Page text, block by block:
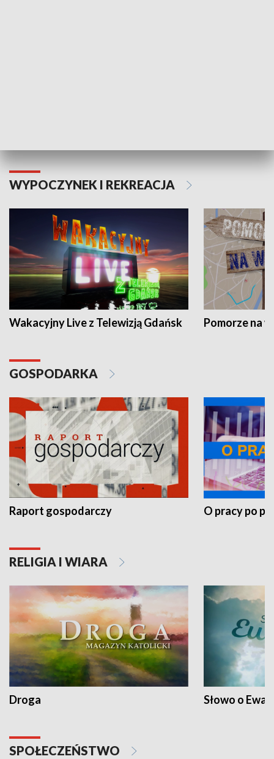
WYPOCZYNEK I REKREACJA
Wakacyjny Live z Telewizją Gdańsk Pomorze na
GOSPODARKA
Raport gospodarczy O pracy po
RELIGIA I WIARA
Droga Słowo o
SPOŁECZEŃSTWO